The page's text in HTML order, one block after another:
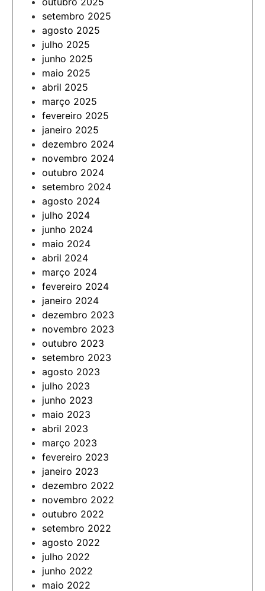
setembro 2025
agosto 2025
julho 2025
junho 2025
maio 2025
abril 2025
março 2025
fevereiro 2025
janeiro 2025
dezembro 2024
novembro 2024
outubro 2024
setembro 2024
agosto 2024
julho 2024
junho 2024
maio 2024
abril 2024
março 2024
fevereiro 2024
janeiro 2024
dezembro 2023
novembro 2023
outubro 2023
setembro 2023
agosto 2023
julho 2023
junho 2023
maio 2023
abril 2023
março 2023
fevereiro 2023
janeiro 2023
dezembro 2022
novembro 2022
outubro 2022
setembro 2022
agosto 2022
julho 2022
junho 2022
maio 2022